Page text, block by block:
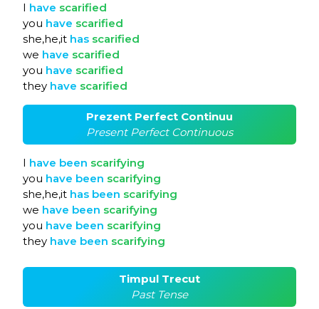
I have scarified
you have scarified
she,he,it has scarified
we have scarified
you have scarified
they have scarified
Prezent Perfect Continuu
Present Perfect Continuous
I have been scarifying
you have been scarifying
she,he,it has been scarifying
we have been scarifying
you have been scarifying
they have been scarifying
Timpul Trecut
Past Tense